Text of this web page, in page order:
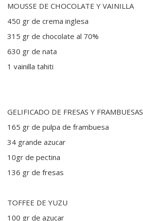
MOUSSE DE CHOCOLATE Y VAINILLA
450 gr de crema inglesa
315 gr de chocolate al 70%
630 gr de nata
1 vainilla tahiti
GELIFICADO DE FRESAS Y FRAMBUESAS
165 gr de pulpa de frambuesa
34 grande azucar
10gr de pectina
136 gr de fresas
TOFFEE DE YUZU
100 gr de azucar